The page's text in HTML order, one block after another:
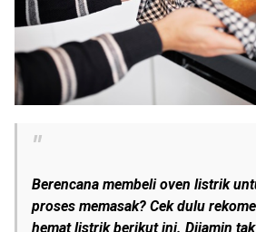
Berencana membeli oven listrik
proses memasak? Cek dulu
hemat listrik berikut ini. Dijamin